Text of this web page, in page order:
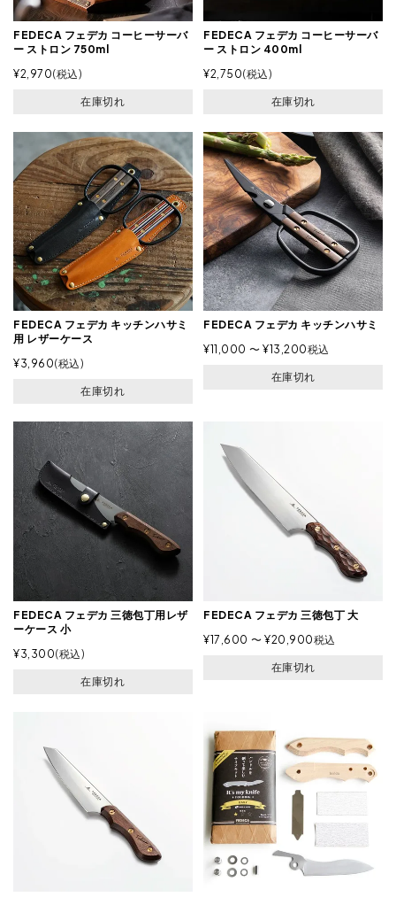
FEDECA フェデカ コーヒーサーバ
ー ストロン 750ml
¥2,970 税込
在庫切れ
FEDECA フェデカ コーヒーサーバ
ー ストロン 400ml
¥2,750 税込
在庫切れ
FEDECA フェデカ キッチンハサミ
用 レザーケース
¥3,960 税込
在庫切れ
FEDECA フェデカ キッチンハサミ
¥11,000 〜 ¥13,200税込
在庫切れ
FEDECA フェデカ 三徳包丁用レザ
ーケース 小
¥3,300 税込
在庫切れ
FEDECA フェデカ 三徳包丁 大
¥17,600 〜 ¥20,900税込
在庫切れ